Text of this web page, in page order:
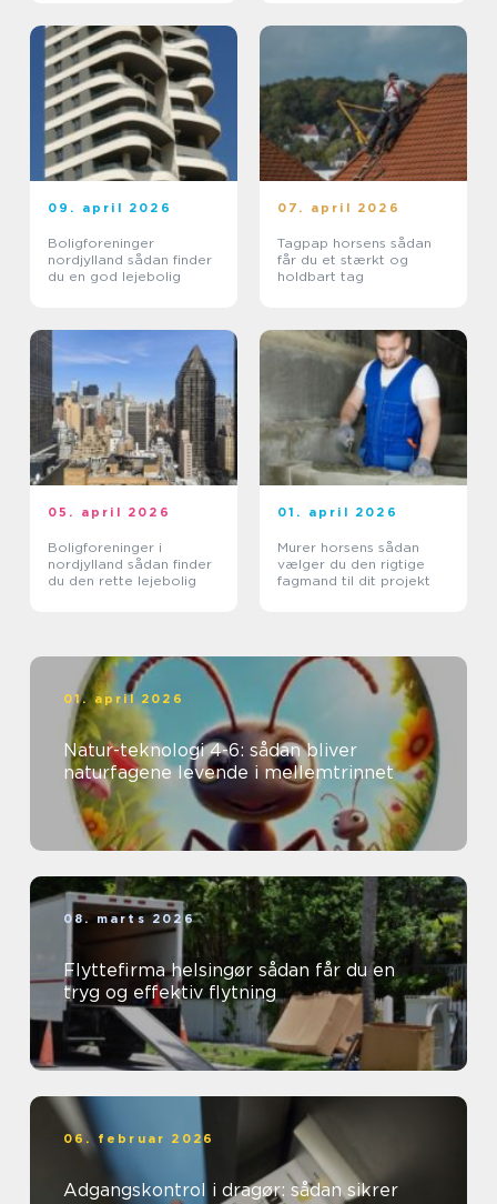
09. april 2026
Boligforeninger
nordjylland sådan finder
du en god lejebolig
07. april 2026
Tagpap horsens sådan
får du et stærkt og
holdbart tag
05. april 2026
Boligforeninger i
nordjylland sådan finder
du den rette lejebolig
01. april 2026
Murer horsens sådan
vælger du den rigtige
fagmand til dit projekt
01. april 2026
Natur-teknologi 4-6: sådan bliver
naturfagene levende i mellemtrinnet
08. marts 2026
Flyttefirma helsingør sådan får du en
tryg og effektiv flytning
06. februar 2026
Adgangskontrol i dragør: sådan sikrer